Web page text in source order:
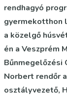
rendhagyó
gyermekotthon
a közelgő
én a Veszprém
Bűnmegelőzési
Norbert rendőr
osztályvezető,